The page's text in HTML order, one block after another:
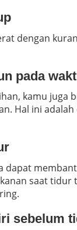
dengan
pada
kamu juga
Hal ini
dapat
saat tidur
sebelum